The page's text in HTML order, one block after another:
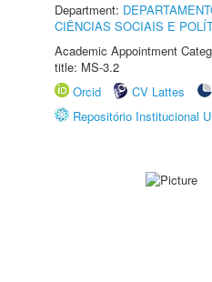
Department:
CIÊNCIAS SOCIAIS E
Academic Appointment
title: MS-3.2
Orcid
CV Lattes
Repositório Institucional